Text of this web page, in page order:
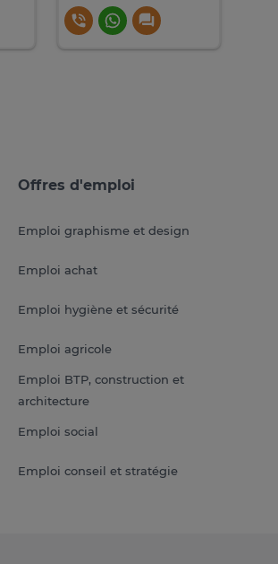
Offres d'emploi
Emploi graphisme et design
Emploi achat
Emploi hygiène et sécurité
Emploi agricole
Emploi BTP, construction et
architecture
Emploi social
Emploi conseil et stratégie